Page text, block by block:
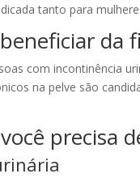
tanto para
da
com incontinência
na pelve são
precisa